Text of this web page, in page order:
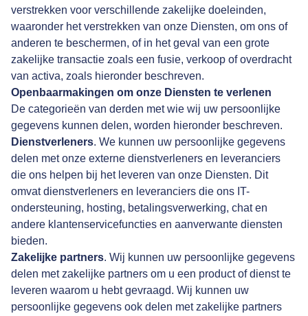
verstrekken voor verschillende zakelijke doeleinden,
waaronder het verstrekken van onze Diensten, om ons of
anderen te beschermen, of in het geval van een grote
zakelijke transactie zoals een fusie, verkoop of overdracht
van activa, zoals hieronder beschreven.
Openbaarmakingen om onze Diensten te verlenen
De categorieën van derden met wie wij uw persoonlijke
gegevens kunnen delen, worden hieronder beschreven.
Dienstverleners. We kunnen uw persoonlijke gegevens
delen met onze externe dienstverleners en leveranciers
die ons helpen bij het leveren van onze Diensten. Dit
omvat dienstverleners en leveranciers die ons IT-
ondersteuning, hosting, betalingsverwerking, chat en
andere klantenservicefuncties en aanverwante diensten
bieden.
Zakelijke partners. Wij kunnen uw persoonlijke gegevens
delen met zakelijke partners om u een product of dienst te
leveren waarom u hebt gevraagd. Wij kunnen uw
persoonlijke gegevens ook delen met zakelijke partners